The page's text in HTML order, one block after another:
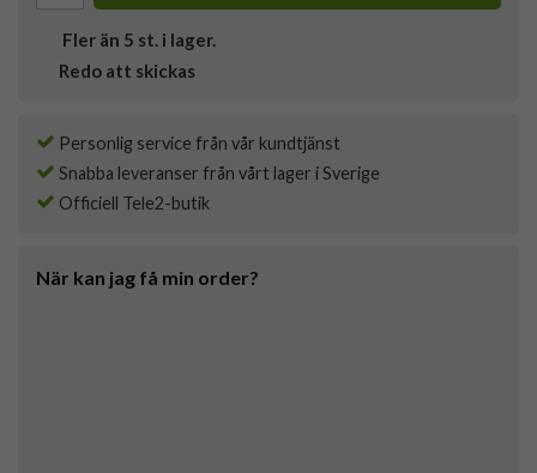
Fler än 5 st. i lager.
Redo att skickas
Personlig service från vår kundtjänst
Snabba leveranser från vårt lager i Sverige
Officiell Tele2-butik
När kan jag få min order?